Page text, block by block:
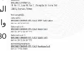
30 مترًا ونقل يصل